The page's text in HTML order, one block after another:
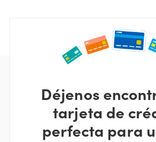
Déjenos
tarjeta de
perfecta para